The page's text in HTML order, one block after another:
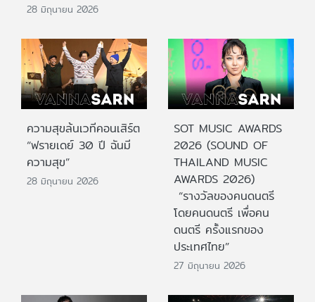
28 มิถุนายน 2026
ความสุขล้นเวทีคอนเสิร์ต
“ฟรายเดย์ 30 ปี ฉันมี
ความสุข”
28 มิถุนายน 2026
SOT MUSIC AWARDS
2026 (SOUND OF
THAILAND MUSIC
AWARDS 2026)
“รางวัลของคนดนตรี
โดยคนดนตรี เพื่อคน
ดนตรี ครั้งแรกของ
ประเทศไทย”
27 มิถุนายน 2026